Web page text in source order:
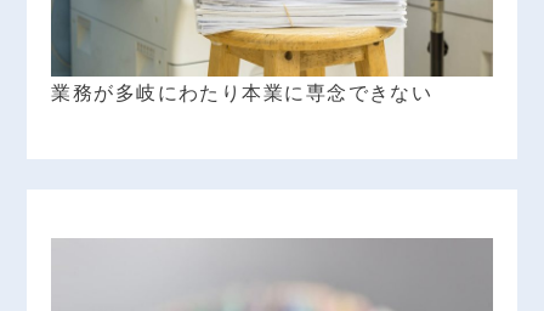
業務が多岐にわたり本業に専念できない